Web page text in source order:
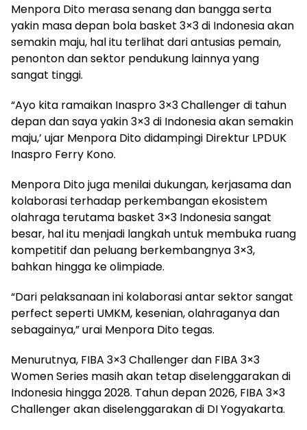
Menpora Dito merasa senang dan bangga serta
yakin masa depan bola basket 3×3 di Indonesia akan
semakin maju, hal itu terlihat dari antusias pemain,
penonton dan sektor pendukung lainnya yang
sangat tinggi.
“Ayo kita ramaikan Inaspro 3×3 Challenger di tahun
depan dan saya yakin 3×3 di Indonesia akan semakin
maju,’ ujar Menpora Dito didampingi Direktur LPDUK
Inaspro Ferry Kono.
Menpora Dito juga menilai dukungan, kerjasama dan
kolaborasi terhadap perkembangan ekosistem
olahraga terutama basket 3×3 Indonesia sangat
besar, hal itu menjadi ⁠langkah untuk membuka ruang
kompetitif dan peluang berkembangnya 3×3,
bahkan hingga ke olimpiade.
“Dari pelaksanaan ini kolaborasi antar sektor sangat
perfect seperti UMKM, kesenian, olahraganya dan
sebagainya,” urai Menpora Dito tegas.
Menurutnya, FIBA 3×3 Challenger dan FIBA 3×3
Women Series masih akan tetap diselenggarakan di
Indonesia hingga 2028. Tahun depan 2026, FIBA 3×3
Challenger akan diselenggarakan di DI Yogyakarta.